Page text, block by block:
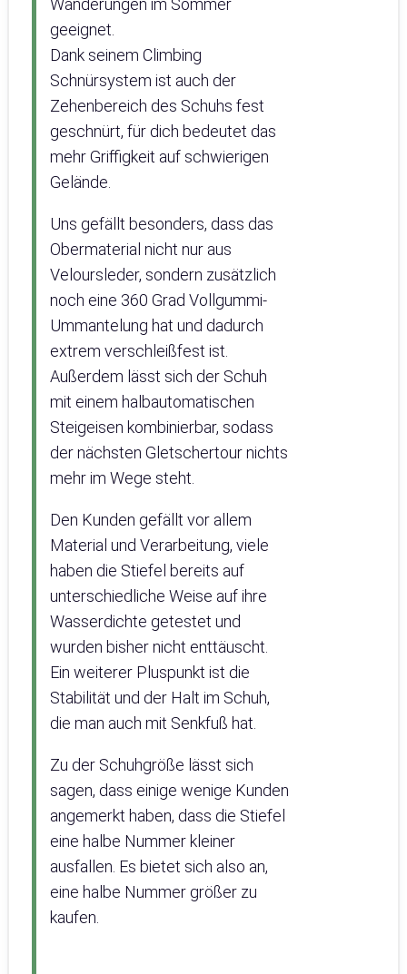
Wanderungen im Sommer
geeignet.
Dank seinem Climbing
Schnürsystem ist auch der
Zehenbereich des Schuhs fest
geschnürt, für dich bedeutet das
mehr Griffigkeit auf schwierigen
Gelände.
Uns gefällt besonders, dass das
Obermaterial nicht nur aus
Veloursleder, sondern zusätzlich
noch eine 360 Grad Vollgummi-
Ummantelung hat und dadurch
extrem verschleißfest ist.
Außerdem lässt sich der Schuh
mit einem halbautomatischen
Steigeisen kombinierbar, sodass
der nächsten Gletschertour nichts
mehr im Wege steht.
Den Kunden gefällt vor allem
Material und Verarbeitung, viele
haben die Stiefel bereits auf
unterschiedliche Weise auf ihre
Wasserdichte getestet und
wurden bisher nicht enttäuscht.
Ein weiterer Pluspunkt ist die
Stabilität und der Halt im Schuh,
die man auch mit Senkfuß hat.
Zu der Schuhgröße lässt sich
sagen, dass einige wenige Kunden
angemerkt haben, dass die Stiefel
eine halbe Nummer kleiner
ausfallen. Es bietet sich also an,
eine halbe Nummer größer zu
kaufen.